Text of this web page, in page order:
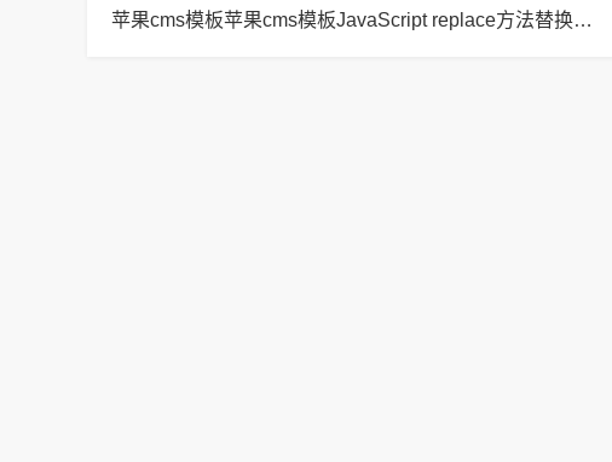
苹果cms模板苹果cms模板JavaScript replace方法替换字符串空格方法